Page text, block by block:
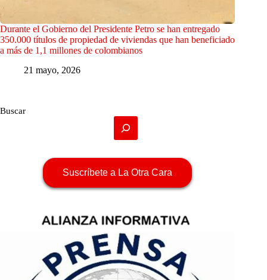
Durante el Gobierno del Presidente Petro se han entregado
350.000 títulos de propiedad de viviendas que han beneficiado
a más de 1,1 millones de colombianos
21 mayo, 2026
Buscar
Suscríbete a La Otra Cara